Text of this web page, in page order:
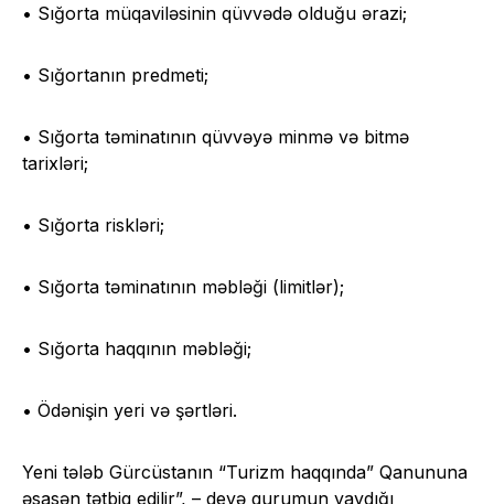
• Sığorta müqaviləsinin qüvvədə olduğu ərazi;
• Sığortanın predmeti;
• Sığorta təminatının qüvvəyə minmə və bitmə
tarixləri;
• Sığorta riskləri;
• Sığorta təminatının məbləği (limitlər);
• Sığorta haqqının məbləği;
• Ödənişin yeri və şərtləri.
Yeni tələb Gürcüstanın “Turizm haqqında” Qanununa
əsasən tətbiq edilir”, – deyə qurumun yaydığı